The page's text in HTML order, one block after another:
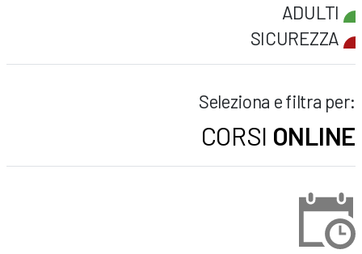
ADULTI
SICUREZZA
Seleziona e filtra per:
CORSI ONLINE